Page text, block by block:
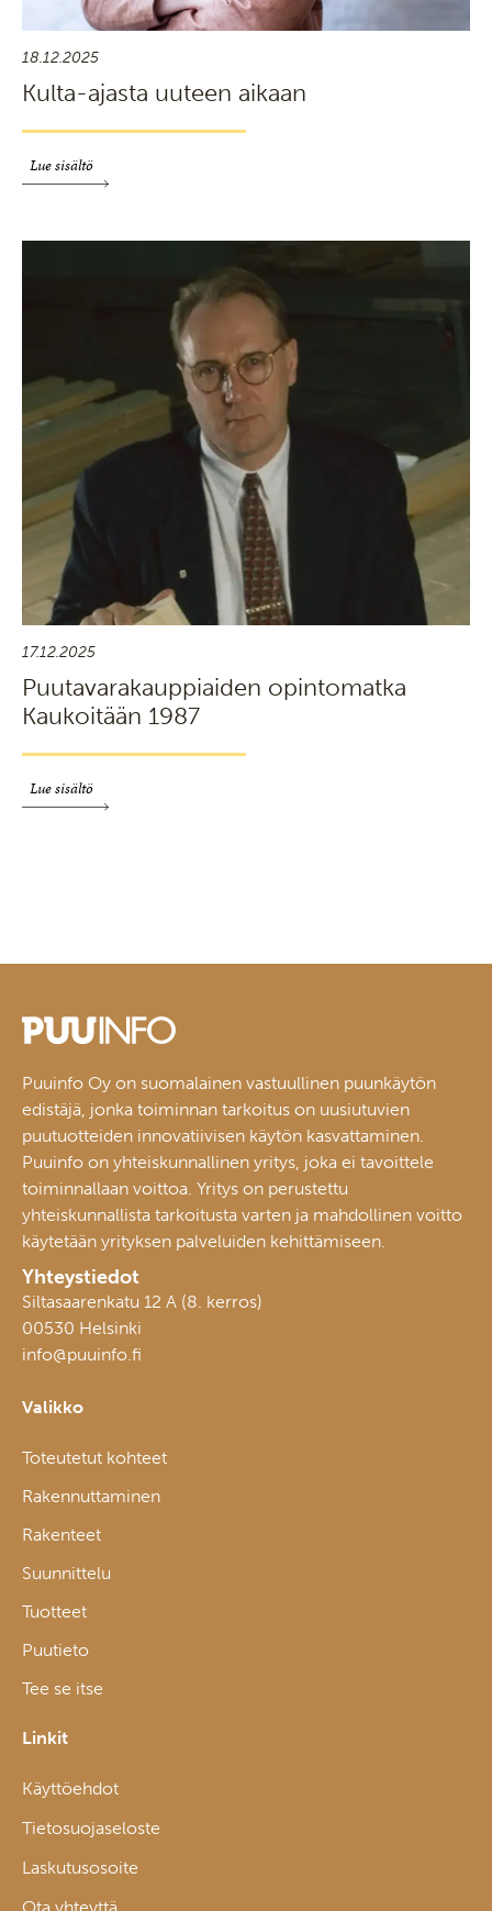
18.12.2025
Kulta-ajasta uuteen aikaan
Lue sisältö
17.12.2025
Puutavarakauppiaiden opintomatka
Kaukoitään 1987
Lue sisältö
Puuinfo Oy on suomalainen vastuullinen puunkäytön
edistäjä, jonka toiminnan tarkoitus on uusiutuvien
puutuotteiden innovatiivisen käytön kasvattaminen.
Puuinfo on yhteiskunnallinen yritys, joka ei tavoittele
toiminnallaan voittoa. Yritys on perustettu
yhteiskunnallista tarkoitusta varten ja mahdollinen voitto
käytetään yrityksen palveluiden kehittämiseen.
Yhteystiedot
Siltasaarenkatu 12 A (8. kerros)
00530 Helsinki
info@puuinfo.fi
Valikko
Toteutetut kohteet
Rakennuttaminen
Rakenteet
Suunnittelu
Tuotteet
Puutieto
Tee se itse
Linkit
Käyttöehdot
Tietosuojaseloste
Laskutusosoite